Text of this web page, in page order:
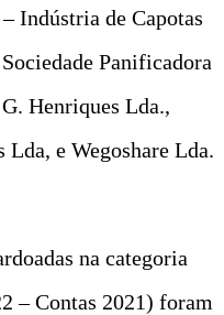
Indústria de Capotas
Panificadora
Henriques Lda.,
e Wegoshare Lda.
na categoria
– Contas 2021) foram